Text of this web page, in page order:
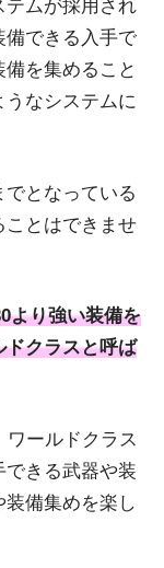
テムが採用され
備できる入手で
を集めること
なシステムに
でとなっている
ことはできませ
より強い装備を
ドクラスと呼ば
ワールドクラス
きる武器や装
備集めを楽し